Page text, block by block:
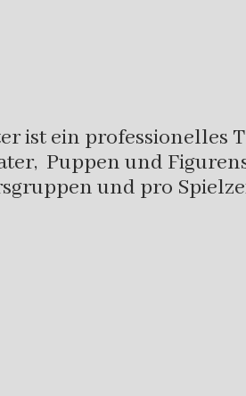
ist ein professionelles
Puppen und
und pro